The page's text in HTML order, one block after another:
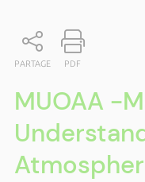
PARTAGE PDF
MUOAA -